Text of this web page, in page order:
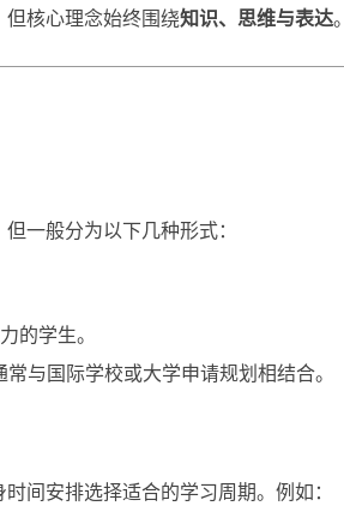
但核心理念始终围绕知识、思维与表达。
一般分为以下几种形式：
的学生。
与国际学校或大学申请规划相结合。
间安排选择适合的学习周期。例如：